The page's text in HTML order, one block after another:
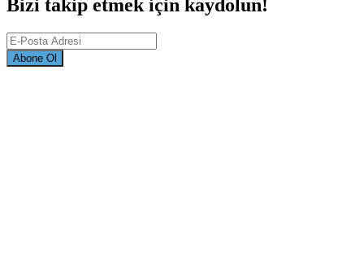
Bizi takip etmek için kaydolun!
Abone Ol